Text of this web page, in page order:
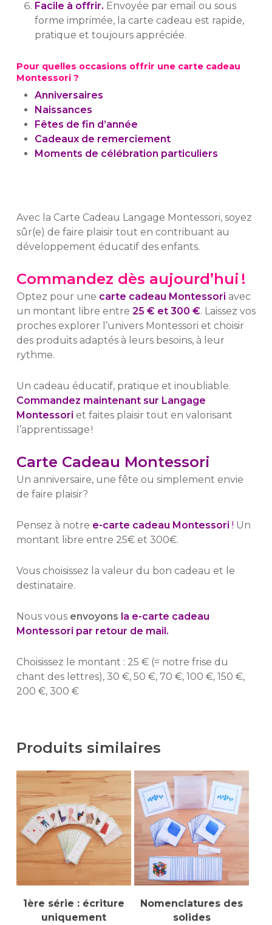
Facile à offrir. Envoyée par email ou sous
forme imprimée, la carte cadeau est rapide,
pratique et toujours appréciée.
Pour quelles occasions offrir une carte cadeau
Montessori ?
Anniversaires
Naissances
Fêtes de fin d’année
Cadeaux de remerciement
Moments de célébration particuliers
Avec la Carte Cadeau Langage Montessori, soyez
sûr(e) de faire plaisir tout en contribuant au
développement éducatif des enfants.
Commandez dès aujourd’hui !
Optez pour une carte cadeau Montessori avec
un montant libre entre 25 € et 300 €. Laissez vos
proches explorer l’univers Montessori et choisir
des produits adaptés à leurs besoins, à leur
rythme.
Un cadeau éducatif, pratique et inoubliable.
Commandez maintenant sur Langage
Montessori et faites plaisir tout en valorisant
l’apprentissage !
Carte Cadeau Montessori
Un anniversaire, une fête ou simplement envie
de faire plaisir?
Pensez à notre e-carte cadeau Montessori ! Un
montant libre entre 25€ et 300€.
Vous choisissez la valeur du bon cadeau et le
destinataire.
Nous vous envoyons la e-carte cadeau
Montessori par retour de mail.
Choisissez le montant : 25 € (= notre frise du
chant des lettres), 30 €, 50 €, 70 €, 100 €, 150 €,
200 €, 300 €
Produits similaires
Sélectionner Des
Options
1ère série : écriture
uniquement
Ajouter Au Panier
Nomenclatures des
solides